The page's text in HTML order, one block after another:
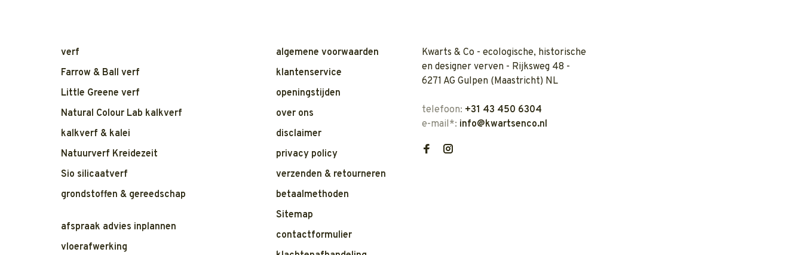
verf
Farrow & Ball verf
Little Greene verf
Natural Colour Lab kalkverf
kalkverf & kalei
Natuurverf Kreidezeit
Sio silicaatverf
grondstoffen & gereedschap
afspraak advies inplannen
vloerafwerking
algemene voorwaarden
klantenservice
openingstijden
over ons
disclaimer
privacy policy
verzenden & retourneren
betaalmethoden
Sitemap
contactformulier
Kwarts & Co - ecologische, historische
en designer verven - Rijksweg 48 -
6271 AG Gulpen (Maastricht) NL
telefoon: +31 43 450 6304
e-mail*: info@kwartsenco.nl